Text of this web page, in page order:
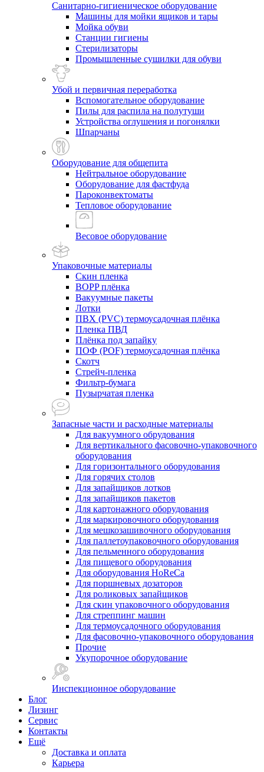
Санитарно-гигиеническое оборудование
Машины для мойки ящиков и тары
Мойка обуви
Станции гигиены
Стерилизаторы
Промышленные сушилки для обуви
Убой и первичная переработка
Вспомогательное оборудование
Пилы для распила на полутуши
Устройства оглушения и погонялки
Шпарчаны
Оборудование для общепита
Нейтральное оборудование
Оборудование для фастфуда
Пароконвектоматы
Тепловое оборудование
Весовое оборудование
Упаковочные материалы
Скин пленка
BOPP плёнка
Вакуумные пакеты
Лотки
ПВХ (PVC) термоусадочная плёнка
Пленка ПВД
Плёнка под запайку
ПОФ (POF) термоусадочная плёнка
Скотч
Стрейч-пленка
Фильтр-бумага
Пузырчатая пленка
Запасные части и расходные материалы
Для вакуумного обрудования
Для вертикального фасовочно-упаковочного
оборудования
Для горизонтального оборудования
Для горячих столов
Для запайщиков лотков
Для запайщиков пакетов
Для картонажного оборудования
Для маркировочного оборудования
Для мешкозашивочного оборудования
Для паллетоупаковочного оборудования
Для пельменного оборудования
Для пищевого оборудования
Для оборудования HoReCa
Для поршневых дозаторов
Для роликовых запайщиков
Для скин упаковочного оборудования
Для стреппинг машин
Для термоусадочного оборудования
Для фасовочно-упаковочного оборудования
Прочие
Укупорочное оборудование
Инспекционное оборудование
Блог
Лизинг
Сервис
Контакты
Ещё
Доставка и оплата
Карьера